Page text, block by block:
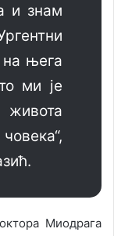
и знам
њега
ми је